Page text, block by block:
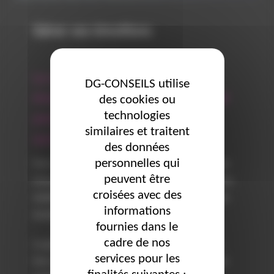
La colère ou la joie sont des
émotions que tout professionnel
peut ressentir au travail au
quotidien.
Face à elles, il est parfois compliqué de ne pas se
laisser envahir. Comment réagir ? Quelles sont les
solutions permettant de gérer et de canaliser ses
La gestion des émotions au travail demande de
faire un travail sur soi-même. Se connaître est le
DG-CONSEILS utilise
des cookies ou
technologies
similaires et traitent
des données
personnelles qui
peuvent être
croisées avec des
informations
fournies dans le
cadre de nos
services pour les